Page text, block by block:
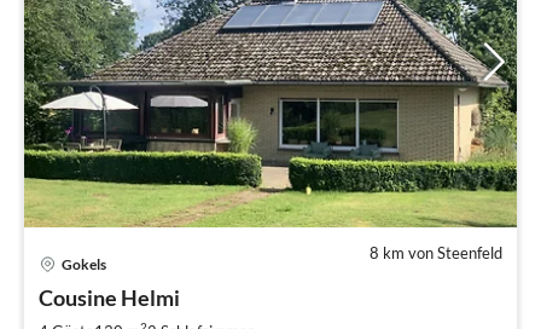
8 km von Steenfeld
Gokels
Cousine Helmi